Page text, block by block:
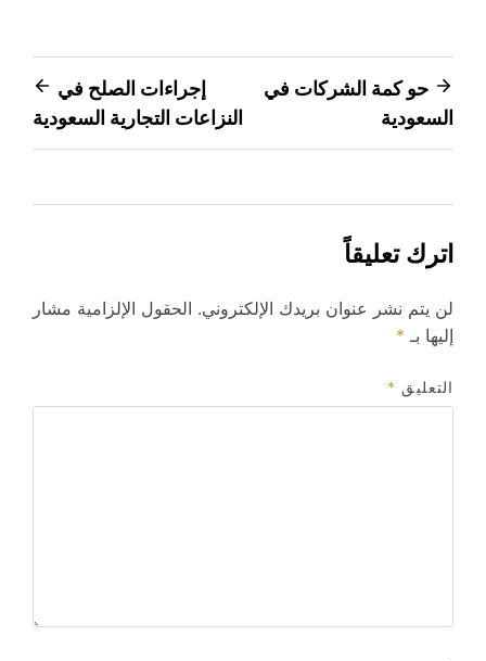
تصفّح
المقالات
حو كمة الشركات في
السعودية
إجراءات الصلح في
النزاعات التجارية السعودية
اترك تعليقاً
لن يتم نشر عنوان بريدك الإلكتروني. الحقول الإلزامية مشار
إليها بـ *
التعليق *